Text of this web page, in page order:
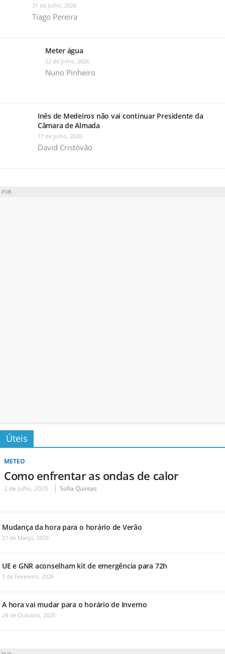
31 de Julho, 2026
Tiago Pereira
Meter água
22 de Julho, 2026
Nuno Pinheiro
Inês de Medeiros não vai continuar Presidente da
Câmara de Almada
17 de Julho, 2026
David Cristóvão
PUB
Úteis
METEO
Como enfrentar as ondas de calor
2 de Julho, 2026 Sofia Quintas
Mudança da hora para o horário de Verão
27 de Março, 2026
UE e GNR aconselham kit de emergência para 72h
3 de Fevereiro, 2026
A hora vai mudar para o horário de Inverno
24 de Outubro, 2025